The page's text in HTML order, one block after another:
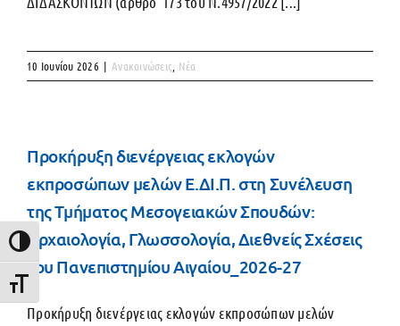
Εναλλαγή Υψηλής Αντίθεσης
Εναλλαγή Μεγέθους Γραμμάτων
10 Ιουνίου 2026 | Ανακοινώσεις Νέα
Προκήρυξη διενέργειας εκλογών
εκπροσώπων μελών Ε.ΔΙ.Π. στη Συνέλευση
της Τμήματος Μεσογειακών Σπουδών:
Αρχαιολογία, Γλωσσολογία, Διεθνείς Σχέσεις
του Πανεπιστημίου Αιγαίου_2026-27
Προκήρυξη διενέργειας εκλογών εκπροσώπων μελών